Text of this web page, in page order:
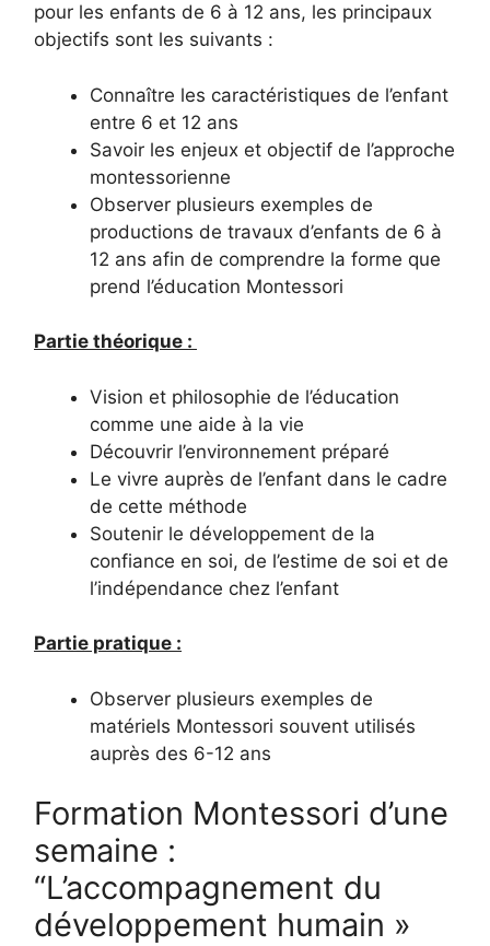
pour les enfants de 6 à 12 ans, les principaux
objectifs sont les suivants :
Connaître les caractéristiques de l’enfant
entre 6 et 12 ans
Savoir les enjeux et objectif de l’approche
montessorienne
Observer plusieurs exemples de
productions de travaux d’enfants de 6 à
12 ans afin de comprendre la forme que
prend l’éducation Montessori
Partie théorique :
Vision et philosophie de l’éducation
comme une aide à la vie
Découvrir l’environnement préparé
Le vivre auprès de l’enfant dans le cadre
de cette méthode
Soutenir le développement de la
confiance en soi, de l’estime de soi et de
l’indépendance chez l’enfant
Partie pratique :
Observer plusieurs exemples de
matériels Montessori souvent utilisés
auprès des 6-12 ans
Formation Montessori d’une
semaine :
“L’accompagnement du
développement humain »